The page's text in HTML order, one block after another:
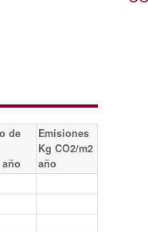
de
Emisiones
Kg CO2/m2
año